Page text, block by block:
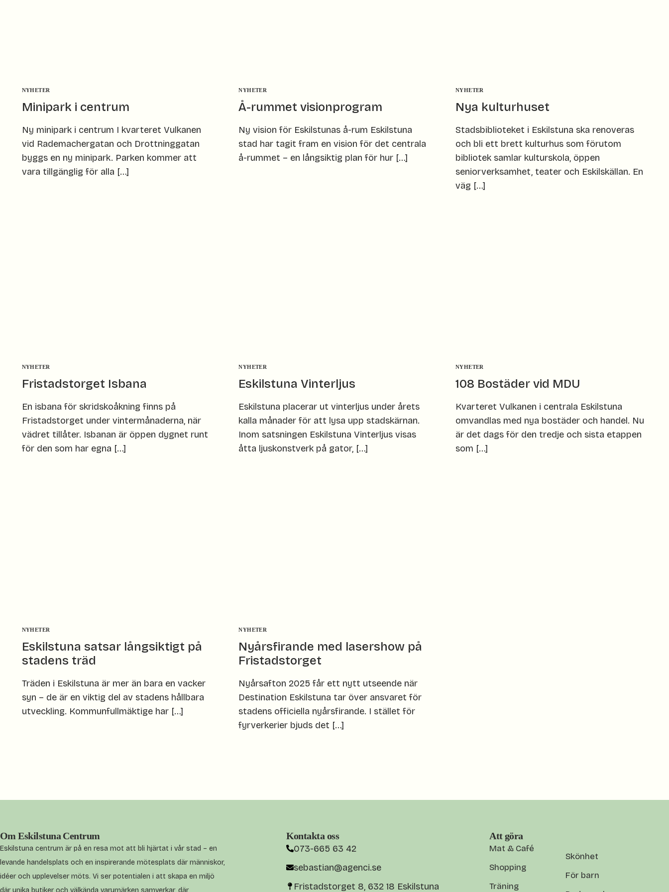
NYHETER
Minipark i centrum
Ny minipark i centrum I kvarteret Vulkanen
vid Rademachergatan och Drottninggatan
byggs en ny minipark. Parken kommer att
vara tillgänglig för alla […]
NYHETER
Å-rummet visionprogram
Ny vision för Eskilstunas å-rum Eskilstuna
stad har tagit fram en vision för det centrala
å-rummet – en långsiktig plan för hur […]
NYHETER
Nya kulturhuset
Stadsbiblioteket i Eskilstuna ska renoveras
och bli ett brett kulturhus som förutom
bibliotek samlar kulturskola, öppen
seniorverksamhet, teater och Eskilskällan. En
väg […]
NYHETER
Fristadstorget Isbana
En isbana för skridskoåkning finns på
Fristadstorget under vintermånaderna, när
vädret tillåter. Isbanan är öppen dygnet runt
för den som har egna […]
NYHETER
Eskilstuna Vinterljus
Eskilstuna placerar ut vinterljus under årets
kalla månader för att lysa upp stadskärnan.
Inom satsningen Eskilstuna Vinterljus visas
åtta ljuskonstverk på gator, […]
NYHETER
108 Bostäder vid MDU
Kvarteret Vulkanen i centrala Eskilstuna
omvandlas med nya bostäder och handel. Nu
är det dags för den tredje och sista etappen
som […]
NYHETER
Eskilstuna satsar långsiktigt på
stadens träd
Träden i Eskilstuna är mer än bara en vacker
syn – de är en viktig del av stadens hållbara
utveckling. Kommunfullmäktige har […]
NYHETER
Nyårsfirande med lasershow på
Fristadstorget
Nyårsafton 2025 får ett nytt utseende när
Destination Eskilstuna tar över ansvaret för
stadens officiella nyårsfirande. I stället för
fyrverkerier bjuds det […]
Om Eskilstuna Centrum
Eskilstuna centrum är på en resa mot att bli hjärtat i vår stad – en
levande handelsplats och en inspirerande mötesplats där människor,
idéer och upplevelser möts. Vi ser potentialen i att skapa en miljö
där unika butiker och välkända varumärken samverkar, där
Kontakta oss
073-665 63 42
sebastian@agenci.se
Fristadstorget 8, 632 18 Eskilstuna
Att göra
Mat & Café
Shopping
Träning
Skönhet
För barn